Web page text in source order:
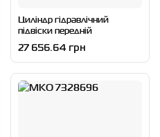
Циліндр гідравлічний
підвіски передній
27 656.64 грн